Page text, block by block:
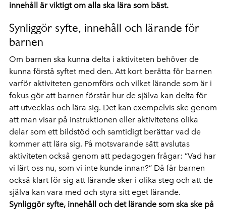
innehåll är viktigt om alla ska lära som bäst.
Synliggör syfte, innehåll och lärande för
barnen
Om barnen ska kunna delta i aktiviteten behöver de
kunna förstå syftet med den. Att kort berätta för barnen
varför aktiviteten genomförs och vilket lärande som är i
fokus gör att barnen förstår hur de själva kan delta för
att utvecklas och lära sig. Det kan exempelvis ske genom
att man visar på instruktionen eller aktivitetens olika
delar som ett bildstöd och samtidigt berättar vad de
kommer att lära sig. På motsvarande sätt avslutas
aktiviteten också genom att pedagogen frågar: ”Vad har
vi lärt oss nu, som vi inte kunde innan?” Då får barnen
också klart för sig att lärande sker i olika steg och att de
själva kan vara med och styra sitt eget lärande.
Synliggör syfte, innehåll och det lärande som ska ske på